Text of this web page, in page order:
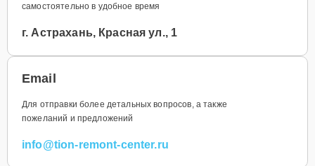
самостоятельно в удобное время
г. Астрахань, Красная ул., 1
Email
Для отправки более детальных вопросов, а также
пожеланий и предложений
info@tion-remont-center.ru